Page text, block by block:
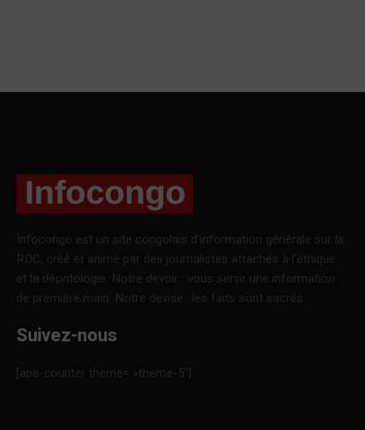
Infocongo est un site congolais d’information générale sur la
RDC, créé et animé par des journalistes attachés à l’éthique
et la déontologie. Notre devoir : vous servir une information
de première main. Notre devise : les faits sont sacrés.
Suivez-nous
[aps-counter theme= »theme-5″]